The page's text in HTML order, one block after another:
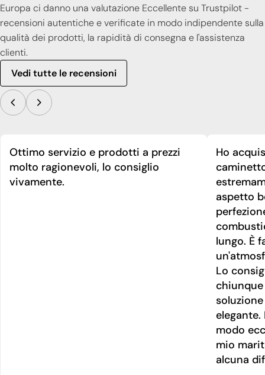
Europa ci danno una valutazione Eccellente su Trustpilot -
recensioni autentiche e verificate in modo indipendente sulla
qualità dei prodotti, la rapidità di consegna e l'assistenza
clienti.
Vedi tutte le recensioni
Ottimo servizio e prodotti a prezzi
molto ragionevoli, lo consiglio
vivamente.
Ho
aspetto
lungo. È
Lo
modo
mio
alcuna